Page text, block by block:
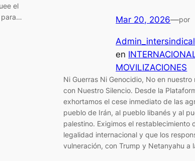
el
para… Mar 20, 2026—por
en
MOVILIZACIONES
Ni Guerras Ni Genocidio, No en nuestro
con Nuestro Silencio. Desde la
exhortamos el cese inmediato de las
pueblo de Irán, al pueblo libanés y al
palestino. Exigimos el restablecimiento
legalidad internacional y que los
vulneración, con Trump y Netanyahu a